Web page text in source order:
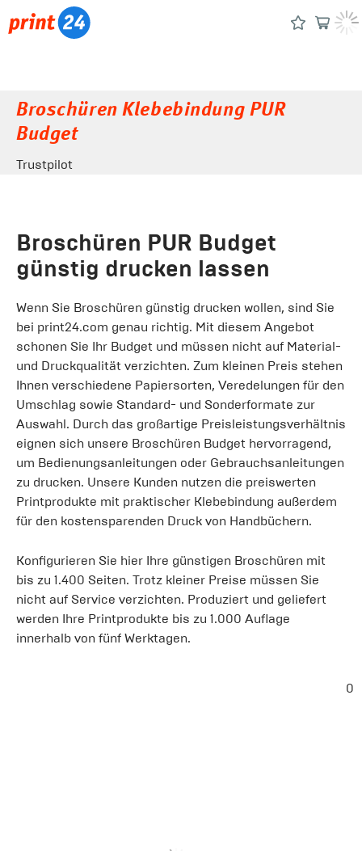
Broschüren Klebebindung PUR
Budget
Trustpilot
Broschüren PUR Budget
günstig drucken lassen
Wenn Sie Broschüren günstig drucken wollen, sind Sie
bei print24.com genau richtig. Mit diesem Angebot
schonen Sie Ihr Budget und müssen nicht auf Material-
und Druckqualität verzichten. Zum kleinen Preis stehen
Ihnen verschiedene Papiersorten, Veredelungen für den
Umschlag sowie Standard- und Sonderformate zur
Auswahl. Durch das großartige Preisleistungsverhältnis
eignen sich unsere Broschüren Budget hervorragend,
um Bedienungsanleitungen oder Gebrauchsanleitungen
zu drucken. Unsere Kunden nutzen die preiswerten
Printprodukte mit praktischer Klebebindung außerdem
für den kostensparenden Druck von Handbüchern.
Konfigurieren Sie hier Ihre günstigen Broschüren mit
bis zu 1.400 Seiten. Trotz kleiner Preise müssen Sie
nicht auf Service verzichten. Produziert und geliefert
werden Ihre Printprodukte bis zu 1.000 Auflage
innerhalb von fünf Werktagen.
0